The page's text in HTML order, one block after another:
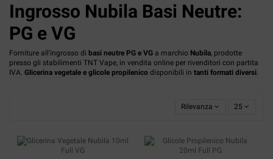
Ingrosso Nubila Basi Neutre:
PG e VG
Forniture all'ingrosso di basi neutre PG e VG a marchio Nubila, prodotte
presso gli stabilimenti TNT Vape, in vendita online per rivenditori con partita
IVA. Glicerina vegetale e glicole propilenico disponibili in tanti formati diversi.
Rilevanza 25